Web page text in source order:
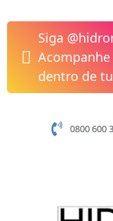
para
conteúdo
Siga
dentro de
0800 600
Dupla
Embutir
Quadratino
Debacco
quantidade